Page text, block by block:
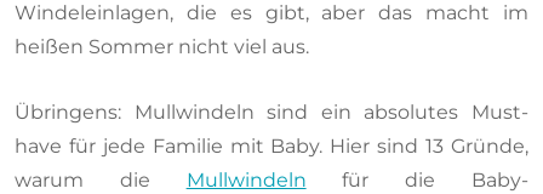
Windeleinlagen, die es gibt, aber das macht im
heißen Sommer nicht viel aus.
Übringens: Mullwindeln sind ein absolutes Must-
have für jede Familie mit Baby. Hier sind 13 Gründe,
warum die Mullwindeln für die Baby-